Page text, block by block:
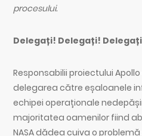
procesului.
Delegați! Delegați!
Responsabilii proiectului
delegarea către eșaloanele
echipei operaționale
majoritatea oamenilor fiind
NASA dădea cuiva o